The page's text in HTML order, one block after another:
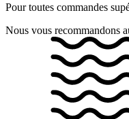
Pour toutes commandes
Nous vous recommandons